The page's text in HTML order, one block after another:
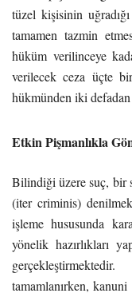
tüzel kişisinin
tamamen tazmin
hüküm verilinceye
verilecek ceza üçte
hükmünden iki
Etkin Pişmanlıkla
Bilindiği üzere suç, bir
(iter criminis)
işleme hususunda
yönelik hazırlıkları
tamamlanırken,